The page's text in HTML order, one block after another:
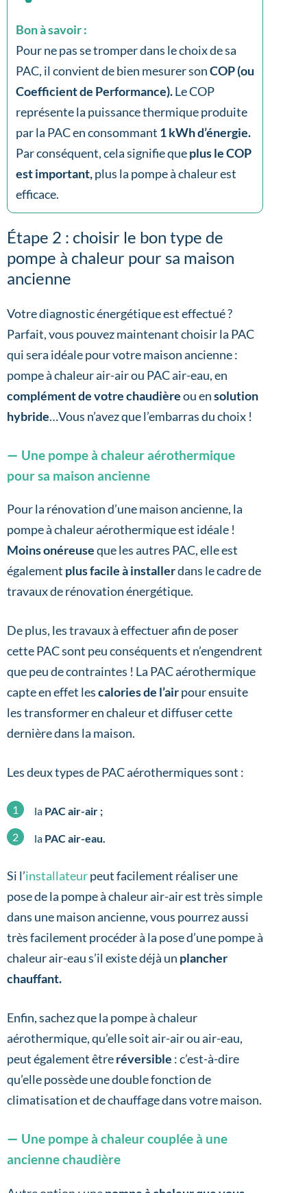
Bon à savoir :
Pour ne pas se tromper dans le choix de sa
PAC, il convient de bien mesurer sonCOP (ou
Coefficient de Performance).Le COP
représente la puissance thermique produite
par la PAC en consommant 1 kWh d’énergie.
Par conséquent, cela signifie queplus le COP
est important,plus la pompe à chaleur est
efficace.
Étape 2 : choisir le bon type de
pompe à chaleur pour sa maison
ancienne
Votre diagnostic énergétique est effectué ?
Parfait, vous pouvez maintenant choisir la PAC
qui sera idéale pour votre maison ancienne :
pompe à chaleur air-air ou PAC air-eau, en
complément de votre chaudièreou ensolution
hybride…Vous n’avez que l’embarras du choix !
Une pompe à chaleur aérothermique
pour sa maison ancienne
Pour la rénovation d’une maison ancienne, la
pompe à chaleur aérothermique est idéale !
Moins onéreuseque les autres PAC, elle est
également plus facile à installerdans le cadre de
travaux de rénovation énergétique.
De plus, les travaux à effectuer afin de poser
cette PAC sont peu conséquents et n’engendrent
que peu de contraintes ! La PAC aérothermique
capte en effet lescalories de l’airpour ensuite
les transformer en chaleur et diffuser cette
dernière dans la maison.
Les deux types de PAC aérothermiques sont :
la PAC air-air ;
la PAC air-eau.
Si l’installateurpeut facilement réaliser une
pose de la pompe à chaleur air-air est très simple
dans une maison ancienne, vous pourrez aussi
très facilement procéder à la pose d’une pompe à
chaleur air-eau s’il existe déjà un plancher
chauffant.
Enfin, sachez que la pompe à chaleur
aérothermique, qu’elle soit air-air ou air-eau,
peut également êtreréversible : c’est-à-dire
qu’elle possède une double fonction de
climatisation et de chauffage dans votre maison.
Une pompe à chaleur couplée à une
ancienne chaudière